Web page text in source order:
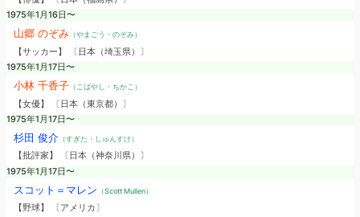
1975年1月16日〜
山郷 のぞみ（やまごう・のぞみ）
【サッカー】 〔日本（埼玉県）〕
1975年1月17日〜
小林 千香子（こばやし・ちかこ）
【女優】 〔日本（東京都）〕
1975年1月17日〜
杉田 俊介（すぎた・しゅんすけ）
【批評家】 〔日本（神奈川県）〕
1975年1月17日〜
スコット＝マレン （Scott Mullen）
【野球】 〔アメリカ〕